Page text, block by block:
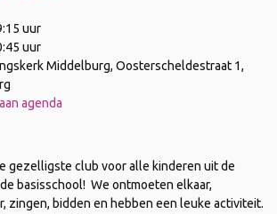
uur
uur
Middelburg, Oosterscheldestraat 1,
agenda
gezelligste club voor alle kinderen uit de
basisschool! We ontmoeten elkaar,
zingen, bidden en hebben een leuke activiteit.